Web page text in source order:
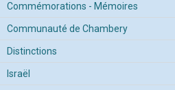
Commémorations - Mémoires
Communauté de Chambery
Distinctions
Israël